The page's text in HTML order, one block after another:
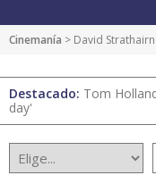
Cinemanía > David Strathairn
Destacado: Tom
day'